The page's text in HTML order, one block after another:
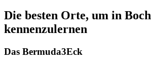
Die besten Orte, um in
kennenzulernen
Das Bermuda3Eck